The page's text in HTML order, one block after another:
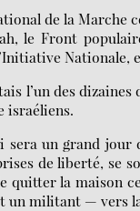
de la Marche
le Front
Nationale,
l’un des
israéliens.
sera un grand jour
de liberté, se
quitter la maison
un militant — vers